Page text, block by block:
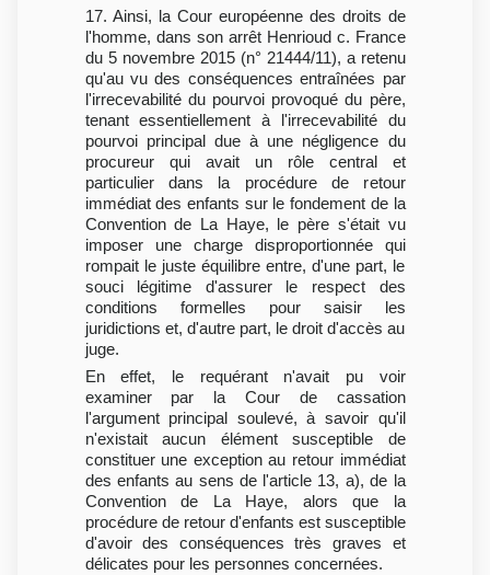
17. Ainsi, la Cour européenne des droits de
l'homme, dans son arrêt Henrioud c. France
du 5 novembre 2015 (n° 21444/11), a retenu
qu'au vu des conséquences entraînées par
l'irrecevabilité du pourvoi provoqué du père,
tenant essentiellement à l'irrecevabilité du
pourvoi principal due à une négligence du
procureur qui avait un rôle central et
particulier dans la procédure de retour
immédiat des enfants sur le fondement de la
Convention de La Haye, le père s'était vu
imposer une charge disproportionnée qui
rompait le juste équilibre entre, d'une part, le
souci légitime d'assurer le respect des
conditions formelles pour saisir les
juridictions et, d'autre part, le droit d'accès au
juge.
En effet, le requérant n'avait pu voir
examiner par la Cour de cassation
l'argument principal soulevé, à savoir qu'il
n'existait aucun élément susceptible de
constituer une exception au retour immédiat
des enfants au sens de l'article 13, a), de la
Convention de La Haye, alors que la
procédure de retour d'enfants est susceptible
d'avoir des conséquences très graves et
délicates pour les personnes concernées.